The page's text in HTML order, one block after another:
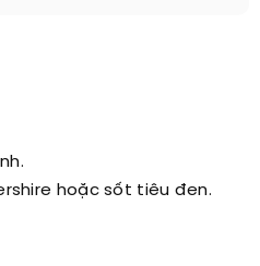
hoặc sốt tiêu đen.